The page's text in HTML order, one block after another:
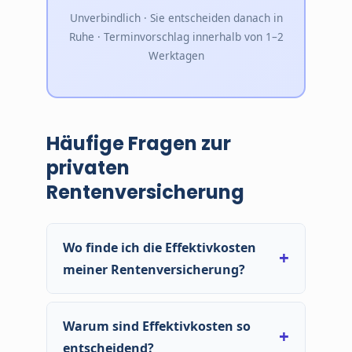
Unverbindlich · Sie entscheiden danach in
Ruhe · Terminvorschlag innerhalb von 1–2
Werktagen
Häufige Fragen zur
privaten
Rentenversicherung
Wo finde ich die Effektivkosten
meiner Rentenversicherung?
Im jährlichen Standmitteilungsschreiben Ihres
Versicherers oder in den Vertragsunterlagen.
Seit 2015 müssen Versicherer die Effektivkosten
Warum sind Effektivkosten so
entscheidend?